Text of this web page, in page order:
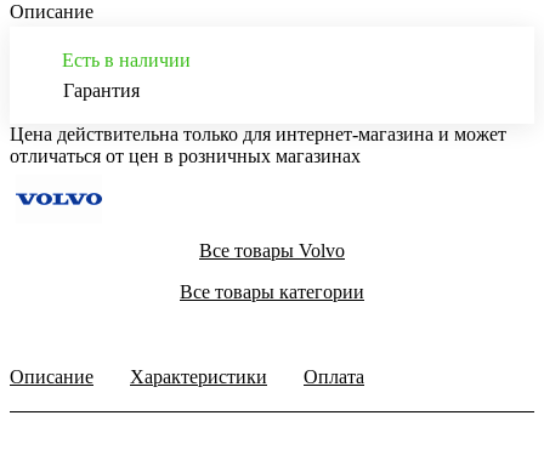
Описание
Есть в наличии
Гарантия
Цена действительна только для интернет-магазина и может
отличаться от цен в розничных магазинах
Все товары Volvo
Все товары категории
Описание Характеристики Оплата